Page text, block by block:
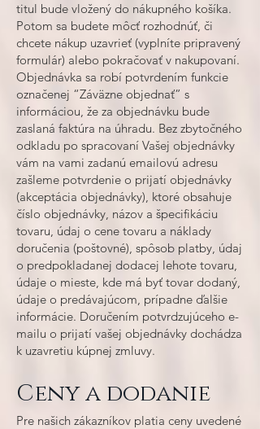
titul bude vložený do nákupného košíka.
Potom sa budete môcť rozhodnúť, či
chcete nákup uzavrieť (vyplníte pripravený
formulár) alebo pokračovať v nakupovaní.
Objednávka sa robí potvrdením funkcie
označenej “Záväzne objednať” s
informáciou, že za objednávku bude
zaslaná faktúra na úhradu. Bez zbytočného
odkladu po spracovaní Vašej objednávky
vám na vami zadanú emailovú adresu
zašleme potvrdenie o prijatí objednávky
(akceptácia objednávky), ktoré obsahuje
číslo objednávky, názov a špecifikáciu
tovaru, údaj o cene tovaru a náklady
doručenia (poštovné), spôsob platby, údaj
o predpokladanej dodacej lehote tovaru,
údaje o mieste, kde má byť tovar dodaný,
údaje o predávajúcom, prípadne ďalšie
informácie. Doručením potvrdzujúceho e-
mailu o prijatí vašej objednávky dochádza
k uzavretiu kúpnej zmluvy.
Cenya dodanie
Pre našich zákazníkov platia ceny uvedené